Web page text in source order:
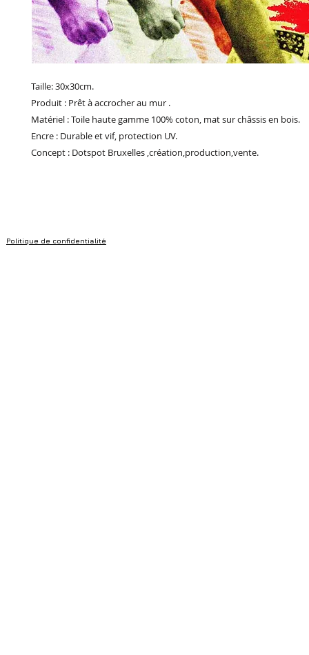
Taille: 30x30cm.
Produit : Prêt à accrocher au mur .
Matériel : Toile haute gamme 100% coton, mat sur châssis en bois.
Encre : Durable et vif, protection UV.
Concept : Dotspot Bruxelles ,création,production,vente.
Politique de confidentialité